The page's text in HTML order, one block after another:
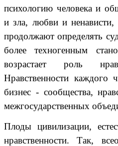
психологию человека и
и зла, любви и ненависти,
продолжают определять
более техногенным
возрастает роль
Нравственности каждого
бизнес - сообщества,
межгосударственных
Плоды цивилизации,
нравственности. Так,